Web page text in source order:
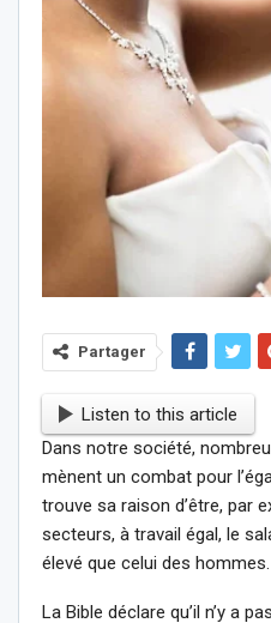
Partager
Listen to this article
Dans notre société,
mènent un combat pour
trouve sa raison d’être, par
secteurs, à travail égal, le
élevé que celui des hommes.
La Bible déclare qu’il n’y a